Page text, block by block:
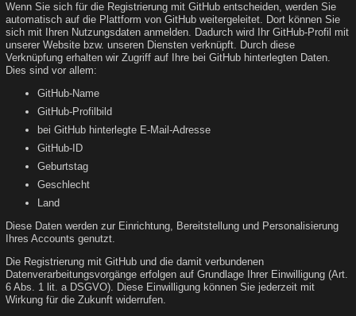
Wenn Sie sich für die Registrierung mit GitHub entscheiden, werden Sie
automatisch auf die Plattform von GitHub weitergeleitet. Dort können Sie
sich mit Ihren Nutzungsdaten anmelden. Dadurch wird Ihr GitHub-Profil mit
unserer Website bzw. unseren Diensten verknüpft. Durch diese
Verknüpfung erhalten wir Zugriff auf Ihre bei GitHub hinterlegten Daten.
Dies sind vor allem:
GitHub-Name
GitHub-Profilbild
bei GitHub hinterlegte E-Mail-Adresse
GitHub-ID
Geburtstag
Geschlecht
Land
Diese Daten werden zur Einrichtung, Bereitstellung und Personalisierung
Ihres Accounts genutzt.
Die Registrierung mit GitHub und die damit verbundenen
Datenverarbeitungsvorgänge erfolgen auf Grundlage Ihrer Einwilligung (Art.
6 Abs. 1 lit. a DSGVO). Diese Einwilligung können Sie jederzeit mit
Wirkung für die Zukunft widerrufen.